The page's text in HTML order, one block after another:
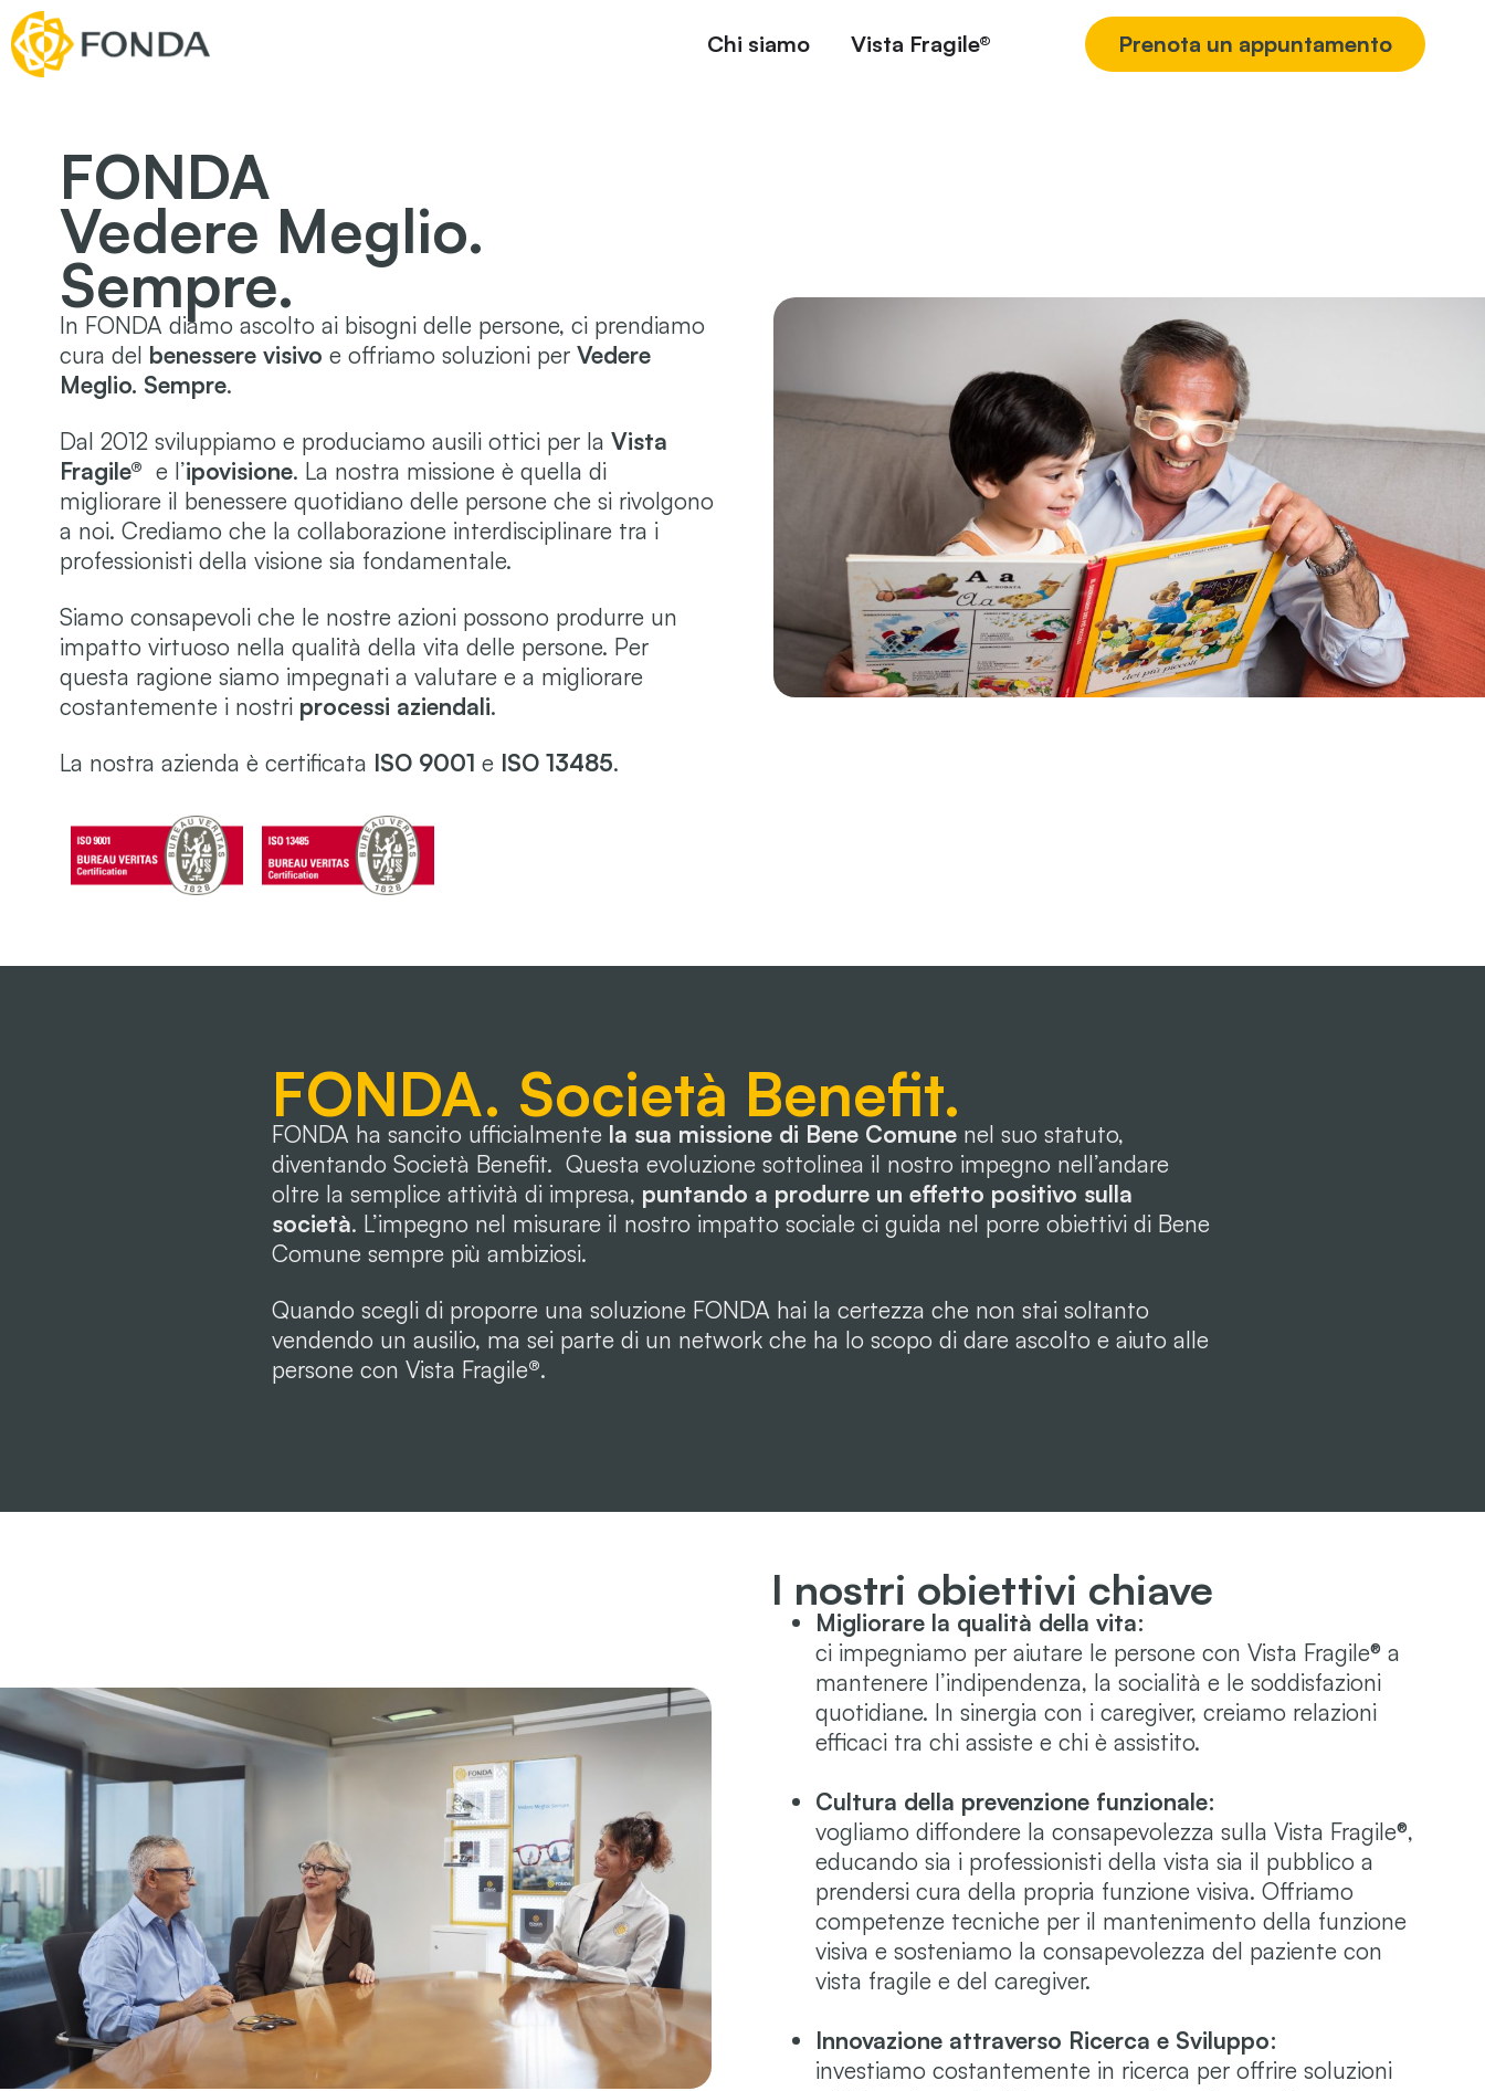
Chi siamo Vista Fragile® Prenota un appuntamento
FONDA
Vedere Meglio.
Sempre.
In FONDA diamo ascolto ai bisogni delle persone, ci prendiamo
cura del benessere visivo e offriamo soluzioni per Vedere
Meglio. Sempre.
Dal 2012 sviluppiamo e produciamo ausili ottici per la Vista
Fragile® e l’ipovisione. La nostra missione è quella di
migliorare il benessere quotidiano delle persone che si rivolgono
a noi. Crediamo che la collaborazione interdisciplinare tra i
professionisti della visione sia fondamentale.
Siamo consapevoli che le nostre azioni possono produrre un
impatto virtuoso nella qualità della vita delle persone. Per
questa ragione siamo impegnati a valutare e a migliorare
costantemente i nostri processi aziendali.
La nostra azienda è certificata ISO 9001 e ISO 13485.
FONDA. Società Benefit.
FONDA ha sancito ufficialmente la sua missione di Bene Comune nel suo statuto,
diventando Società Benefit. Questa evoluzione sottolinea il nostro impegno nell’andare
oltre la semplice attività di impresa, puntando a produrre un effetto positivo sulla
società. L’impegno nel misurare il nostro impatto sociale ci guida nel porre obiettivi di Bene
Comune sempre più ambiziosi.
Quando scegli di proporre una soluzione FONDA hai la certezza che non stai soltanto
vendendo un ausilio, ma sei parte di un network che ha lo scopo di dare ascolto e aiuto alle
persone con Vista Fragile®.
I nostri obiettivi chiave
Migliorare la qualità della vita:
ci impegniamo per aiutare le persone con Vista Fragile® a
mantenere l’indipendenza, la socialità e le soddisfazioni
quotidiane. In sinergia con i caregiver, creiamo relazioni
efficaci tra chi assiste e chi è assistito.
Cultura della prevenzione funzionale:
vogliamo diffondere la consapevolezza sulla Vista Fragile®,
educando sia i professionisti della vista sia il pubblico a
prendersi cura della propria funzione visiva. Offriamo
competenze tecniche per il mantenimento della funzione
visiva e sosteniamo la consapevolezza del paziente con
vista fragile e del caregiver.
Innovazione attraverso Ricerca e Sviluppo:
investiamo costantemente in ricerca per offrire soluzioni